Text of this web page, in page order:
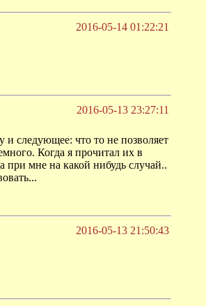
2016-05-14 01:22:21
2016-05-13 23:27:11
и следующее: что то не позволяет
Когда я прочитал их в
при мне на какой нибудь случай..
2016-05-13 21:50:43